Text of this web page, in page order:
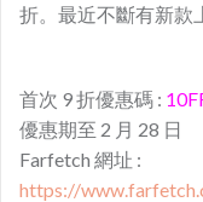
折。最近不斷有新款
首次 9 折優惠碼 :
優惠期至 2 月 28 日
Farfetch 網址 :
https://